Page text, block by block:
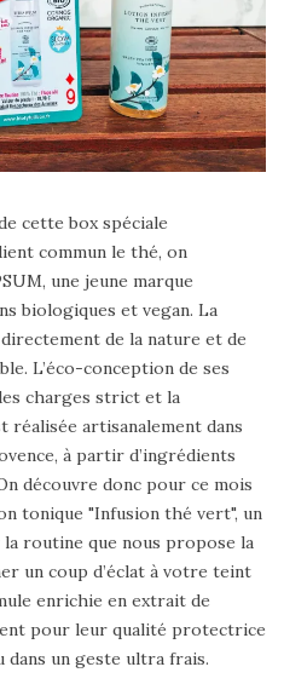
cette box spéciale
commun le thé, on
une jeune marque
biologiques et vegan. La
de la nature et de
L’éco-conception de ses
charges strict et la
artisanalement dans
à partir d’ingrédients
découvre donc pour ce mois
tonique "Infusion thé vert", un
routine que nous propose la
un coup d’éclat à votre teint
enrichie en extrait de
pour leur qualité protectrice
dans un geste ultra frais.